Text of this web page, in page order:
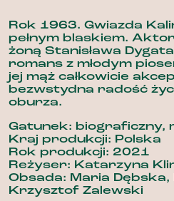
Rok 1963. Gwiazda
pełnym blaskiem.
żoną Stanisława
romans z młodym
jej mąż całkowicie
bezwstydna radość
oburza.
Gatunek: biograficzny,
Kraj produkcji: Polska
Rok produkcji: 2021
Reżyser: Katarzyna
Obsada: Maria Dębska,
Krzysztof Zalewski